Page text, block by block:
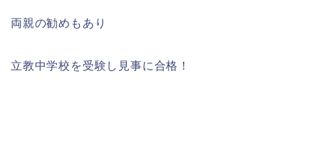
両親の勧めもあり
立教中学校を受験し見事に合格！